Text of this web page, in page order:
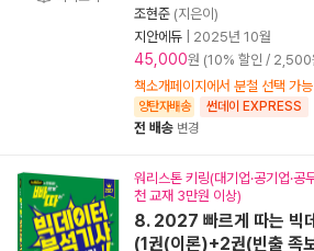
조현준 (지은이)
지안에듀
2025년 10월
45,000원 (10% 할인 / 2,500
책소개페이지에서 분철 선택 가능
양탄자배송 썬데이 EXPRESS
전 배송 변경
워리스톤 키링(대기업·공기업·공
천 교재 3만원 이상)
8. 2027 빠르게 따는 빅
(1권(이론)+2권(빈출 족